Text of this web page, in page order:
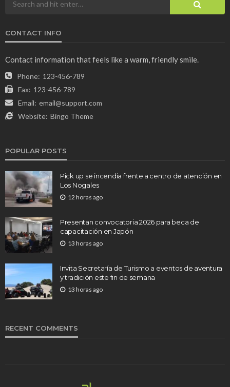
CONTACT INFO
Contact information that feels like a warm, friendly smile.
Phone: 123-456-789
Fax: 123-456-789
Email: email@support.com
Website: Bingo Theme
POPULAR POSTS
Pick up se incendia frente a centro de atención en
Los Nogales
12 horas ago
Presentan convocatoria 2026 para beca de
capacitación en Japón
13 horas ago
Invita Secretaría de Turismo a eventos de aventura
y tradición este fin de semana
13 horas ago
RECENT COMMENTS